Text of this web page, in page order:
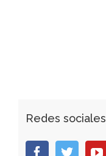
Redes sociales